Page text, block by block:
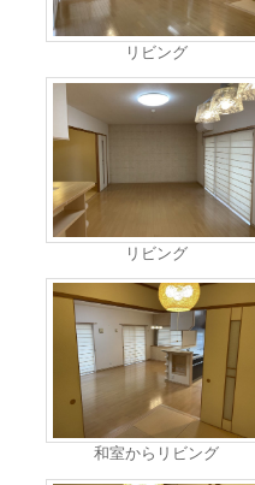
リビング
リビング
和室からリビング